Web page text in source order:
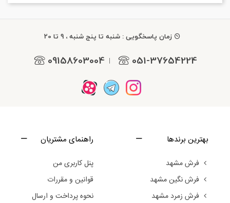
زمان پاسخگویی : شنبه تا پنج شنبه ، 9 تا 20
051-37654224
|
09158603004
بهترین برندها
فرش مشهد
فرش نگین مشهد
فرش زمرد مشهد
راهنمای مشتریان
پنل کاربری من
قوانین و مقررات
نحوه پرداخت و ارسال